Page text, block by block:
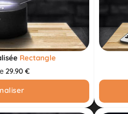
Rectangle
29.90 €